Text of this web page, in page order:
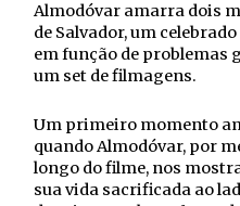
Almodóvar amarra dois
de Salvador, um
em função de problemas
um set de filmagens.
Um primeiro momento
quando Almodóvar, por
longo do filme, nos
sua vida sacrificada ao